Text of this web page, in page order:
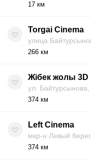
17 км
Torgai Cinema
улица
266 км
Жібек жолы 3D
ул.
374 км
Left Cinema
мкр-н Левый
374 км